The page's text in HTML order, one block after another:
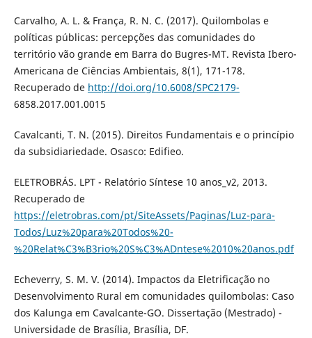
Carvalho, A. L. & França, R. N. C. (2017). Quilombolas e
políticas públicas: percepções das comunidades do
território vão grande em Barra do Bugres-MT. Revista Ibero-
Americana de Ciências Ambientais, 8(1), 171-178.
Recuperado de http://doi.org/10.6008/SPC2179-
6858.2017.001.0015
Cavalcanti, T. N. (2015). Direitos Fundamentais e o princípio
da subsidiariedade. Osasco: Edifieo.
ELETROBRÁS. LPT - Relatório Síntese 10 anos_v2, 2013.
Recuperado de
https://eletrobras.com/pt/SiteAssets/Paginas/Luz-para-
Todos/Luz%20para%20Todos%20-
%20Relat%C3%B3rio%20S%C3%ADntese%2010%20anos.pdf
Echeverry, S. M. V. (2014). Impactos da Eletrificação no
Desenvolvimento Rural em comunidades quilombolas: Caso
dos Kalunga em Cavalcante-GO. Dissertação (Mestrado) -
Universidade de Brasília, Brasília, DF.